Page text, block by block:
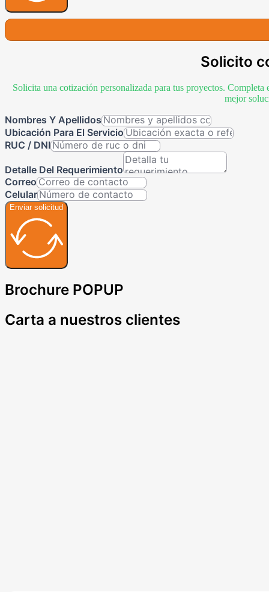
Solicito
Solicita una cotización personalizada para tus proyectos.
mejor
Nombres Y Apellidos
Ubicación Para El Servicio
RUC / DNI
Detalle Del Requerimiento
Correo
Celular
Enviar solicitud
Brochure POPUP
Carta a nuestros clientes